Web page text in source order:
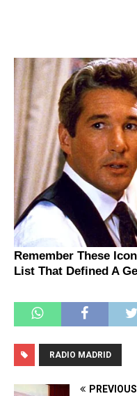
RADIO MADRID
PREVIOUS